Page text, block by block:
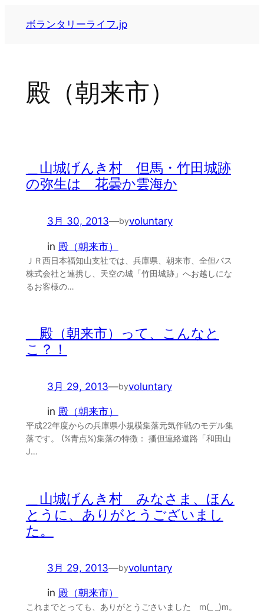
ボランタリーライフ.jp
殿（朝来市）
＿山城げんき村 但馬・竹田城跡
の弥生は 花曇か雲海か
3月 30, 2013—byvoluntary
in 殿（朝来市）
ＪＲ西日本福知山支社では、兵庫県、朝来市、全但バス
株式会社と連携し、天空の城「竹田城跡」へお越しにな
るお客様の…
＿殿（朝来市）って、こんなと
こ？！
3月 29, 2013—byvoluntary
in 殿（朝来市）
平成22年度からの兵庫県小規模集落元気作戦のモデル集
落です。 (%青点%)集落の特徴： 播但連絡道路「和田山
J…
＿山城げんき村 みなさま、ほん
とうに、ありがとうございまし
た。
3月 29, 2013—byvoluntary
in 殿（朝来市）
これまでとっても、ありがとうごさいました m(_ _)m。